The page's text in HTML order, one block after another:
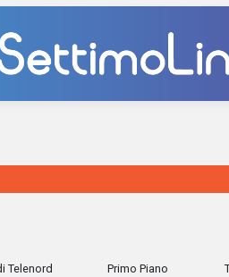
Telenord
Primo Piano